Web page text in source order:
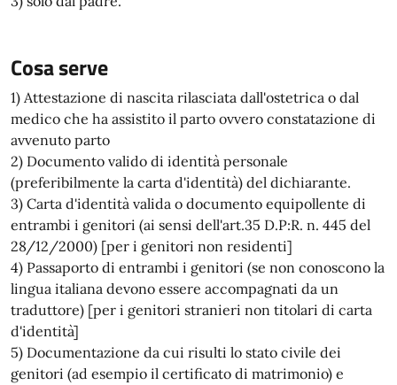
Cosa serve
1) Attestazione di nascita rilasciata dall'ostetrica o dal
medico che ha assistito il parto ovvero constatazione di
avvenuto parto
2) Documento valido di identità personale
(preferibilmente la carta d'identità) del dichiarante.
3) Carta d'identità valida o documento equipollente di
entrambi i genitori (ai sensi dell'art.35 D.P:R. n. 445 del
28/12/2000) [per i genitori non residenti]
4) Passaporto di entrambi i genitori (se non conoscono la
lingua italiana devono essere accompagnati da un
traduttore) [per i genitori stranieri non titolari di carta
d'identità]
5) Documentazione da cui risulti lo stato civile dei
genitori (ad esempio il certificato di matrimonio) e